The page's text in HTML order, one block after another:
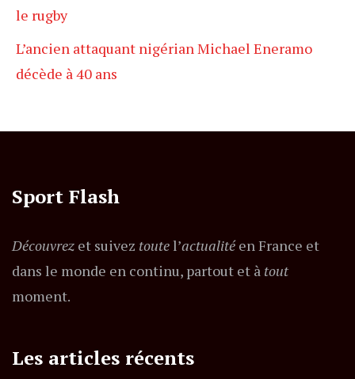
le rugby
L’ancien attaquant nigérian Michael Eneramo
décède à 40 ans
Sport Flash
Découvrez et suivez toutel’actualitéen France et
dans le monde en continu, partout et à tout
moment.
Les articles récents